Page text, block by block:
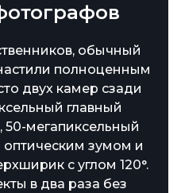
обычный
полноценным
двух камер сзади
главный
50-мегапиксельный
зумом и
с углом 120°.
в два раза без